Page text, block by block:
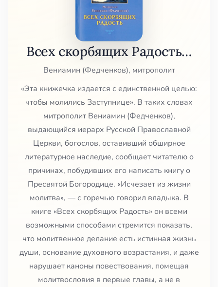
Всех скорбящих Радость…
Вениамин (Федченков), митрополит
«Эта книжечка издается с единственной целью:
чтобы молились Заступнице». В таких словах
митрополит Вениамин (Федченков),
выдающийся иерарх Русской Православной
Церкви, богослов, оставивший обширное
литературное наследие, сообщает читателю о
причинах, побудивших его написать книгу о
Пресвятой Богородице. «Исчезает из жизни
молитва», — с горечью говорил владыка. В
книге «Всех скорбящих Радость» он всеми
возможными способами стремится показать,
что молитвенное делание есть истинная жизнь
души, основание духовного возрастания, и даже
нарушает каноны повествования, помещая
молитвословия в первые главы, а не в